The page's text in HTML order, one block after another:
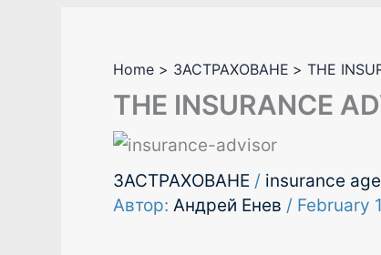
Home ЗАСТРАХОВАНЕ THE
THE INSURANCE
ЗАСТРАХОВАНЕ / insurance
Автор: Андрей Енев / February